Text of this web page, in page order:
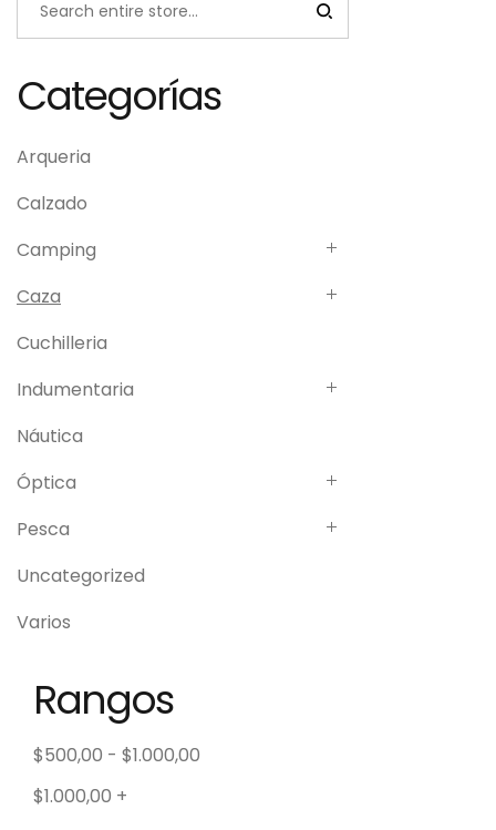
Categorías
Arqueria
Calzado
Camping
Caza
Cuchilleria
Indumentaria
Náutica
Óptica
Pesca
Uncategorized
Varios
Rangos
$500,00 - $1.000,00
$1.000,00 +